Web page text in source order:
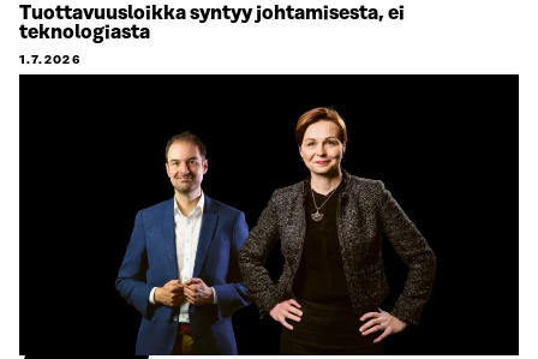
Tuottavuusloikka syntyy johtamisesta, ei
teknologiasta
1.7.2026